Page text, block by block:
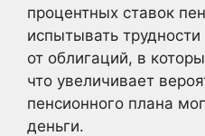
процентных ставок
испытывать
от облигаций, в
что увеличивает
пенсионного плана
деньги.